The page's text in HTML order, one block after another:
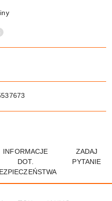
INFORMACJE
DOT.
ZADAJ
PYTANIE